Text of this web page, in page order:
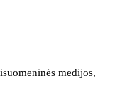
medijos,